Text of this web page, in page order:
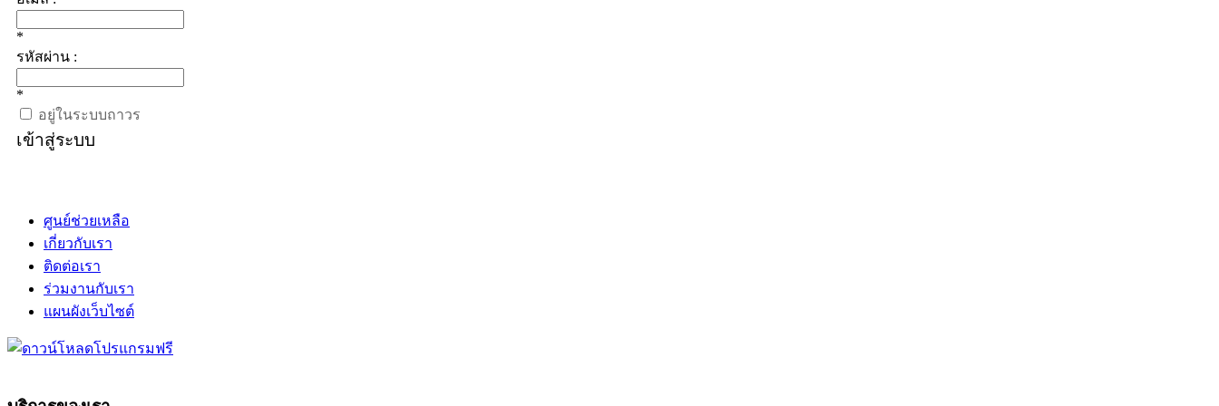
*
รหัสผ่าน :
*
อยู่ในระบบถาวร
เข้าสู่ระบบ
ศูนย์ช่วยเหลือ
เกี่ยวกับเรา
ติดต่อเรา
ร่วมงานกับเรา
แผนผังเว็บไซต์